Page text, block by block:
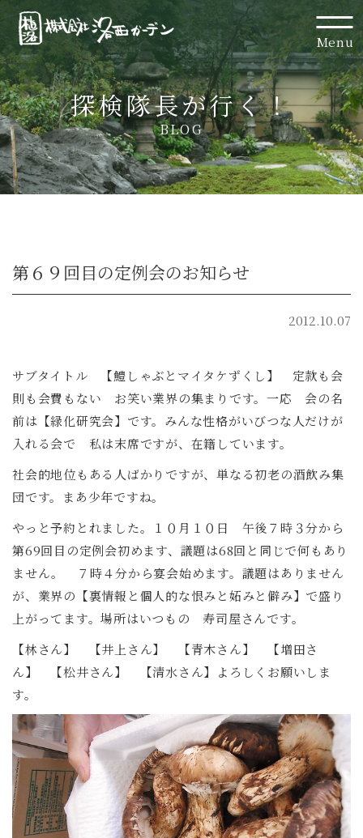
Menu
探検隊長が行く！
BLOG
第６９回目の定例会のお知らせ
2012.10.07
サブタイトル 【鱧しゃぶとマイタケずくし】 定款も会
則も会費もない お笑い業界の集まりです。一応 会の名
前は【緑化研究会】です。みんな性格がいびつな人だけが
入れる会で 私は末席ですが、在籍しています。
社会的地位もある人ばかりですが、単なる初老の酒飲み集
団です。まあ少年ですね。
やっと予約とれました。１０月１０日 午後７時３分から
第69回目の定例会初めます、議題は68回と同じで何もあり
ません。 ７時４分から宴会始めます。議題はありません
が、業界の【裏情報と個人的な恨みと妬みと僻み】で盛り
上がってます。場所はいつもの 寿司屋さんです。
【林さん】 【井上さん】 【青木さん】 【増田さ
ん】 【松井さん】 【清水さん】よろしくお願いしま
す。